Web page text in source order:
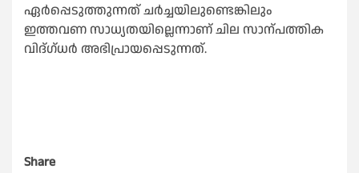
ഏര്‍പ്പെടുത്തുന്നത് ച‍ര്‍ച്ചയിലുണ്ടെങ്കിലും
ഇത്തവണ സാധ്യതയില്ലെന്നാണ് ചില സാന്പത്തിക
വിദ്ഗ്‍ധര്‍ അഭിപ്രായപ്പെടുന്നത്.
Share